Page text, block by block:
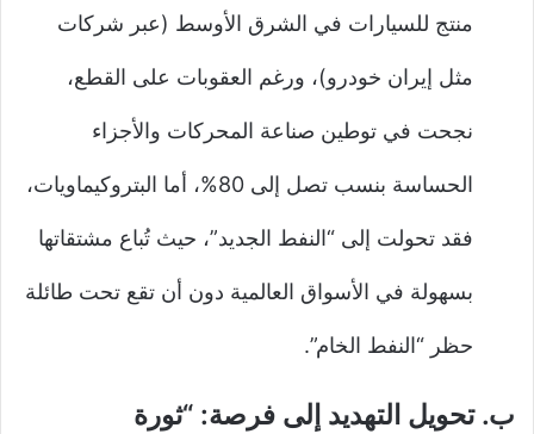
منتج للسيارات في الشرق الأوسط (عبر شركات
مثل إيران خودرو)، ورغم العقوبات على القطع،
نجحت في توطين صناعة المحركات والأجزاء
الحساسة بنسب تصل إلى 80%، أما البتروكيماويات،
فقد تحولت إلى “النفط الجديد”، حيث تُباع مشتقاتها
بسهولة في الأسواق العالمية دون أن تقع تحت طائلة
حظر “النفط الخام”.
ب. تحويل التهديد إلى فرصة: “ثورة